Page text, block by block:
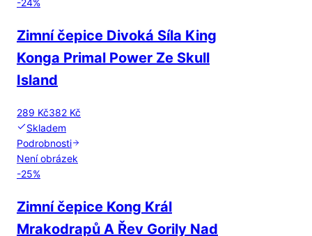
-24%
Zimní čepice Divoká Síla King
Konga Primal Power Ze Skull
Island
289 Kč382 Kč
Skladem
Podrobnosti
Není obrázek
-25%
Zimní čepice Kong Král
Mrakodrapů A Řev Gorily Nad